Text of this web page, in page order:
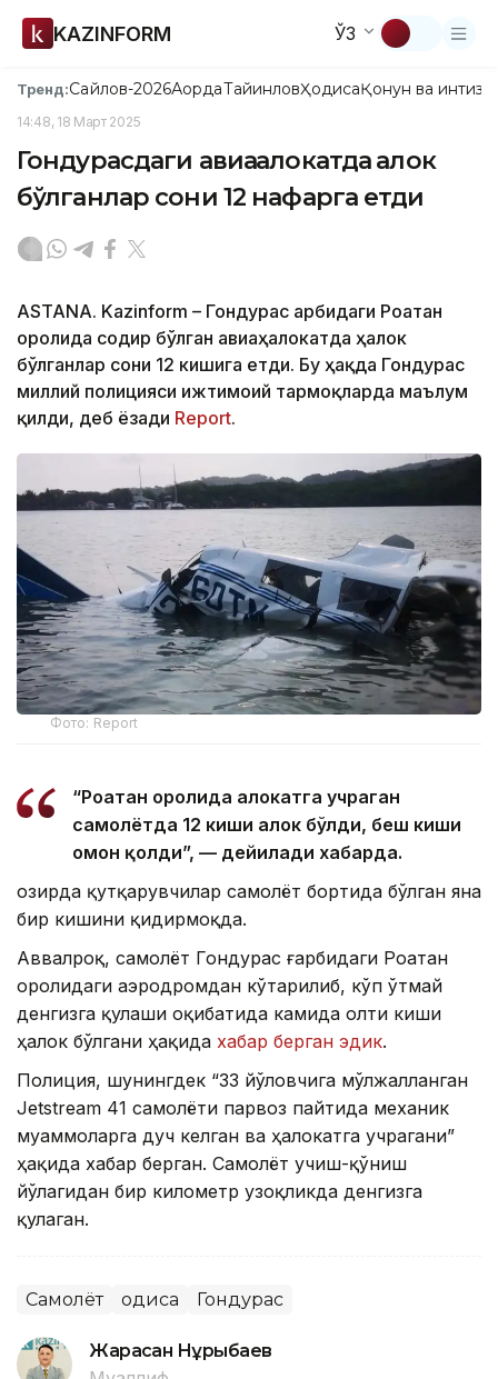
KAZINFORM ЎЗ
Тренд:Сайлов-2026АқордаТайинловҲодисаҚонун ва
14:48, 18 Март 2025
Гондурасдаги авиаҳалокатда ҳалок
бўлганлар сони 12 нафарга етди
ASTANA. Kazinform – Гондурас ғарбидаги Роатан
оролида содир бўлган авиаҳалокатда ҳалок
бўлганлар сони 12 кишига етди. Бу ҳақда Гондурас
миллий полицияси ижтимоий тармоқларда маълум
қилди, деб ёзади Report.
Фото: Report
“Роатан оролида ҳалокатга учраган
самолётда 12 киши ҳалок бўлди, беш киши
омон қолди”, — дейилади хабарда.
Ҳозирда қутқарувчилар самолёт бортида бўлган яна
бир кишини қидирмоқда.
Аввалроқ, самолёт Гондурас ғарбидаги Роатан
оролидаги аэродромдан кўтарилиб, кўп ўтмай
денгизга қулаши оқибатида камида олти киши
ҳалок бўлгани ҳақида хабар берган эдик.
Полиция, шунингдек “33 йўловчига мўлжалланган
Jetstream 41 самолёти парвоз пайтида механик
муаммоларга дуч келган ва ҳалокатга учрагани”
ҳақида хабар берган. Самолёт учиш-қўниш
йўлагидан бир километр узоқликда денгизга
қулаган.
Самолёт Ҳодиса Гондурас
Жарасқан Нұрыбаев